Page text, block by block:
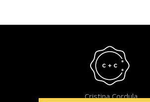
Cristina Cordula